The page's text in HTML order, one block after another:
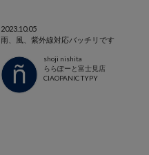
2023.10.05
雨、風、紫外線対応バッチリです
shoji nishita
ららぽーと富士見店
CIAOPANIC TYPY